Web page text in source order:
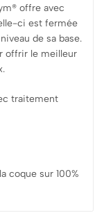
offre avec
ci est fermée
de sa base.
offrir le meilleur
traitement
coque sur 100%